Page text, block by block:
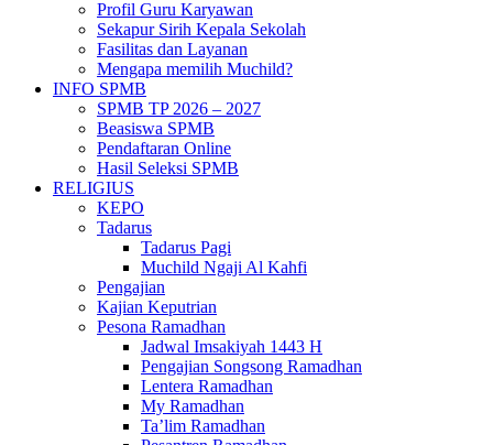
Profil Guru Karyawan
Sekapur Sirih Kepala Sekolah
Fasilitas dan Layanan
Mengapa memilih Muchild?
INFO SPMB
SPMB TP 2026 – 2027
Beasiswa SPMB
Pendaftaran Online
Hasil Seleksi SPMB
RELIGIUS
KEPO
Tadarus
Tadarus Pagi
Muchild Ngaji Al Kahfi
Pengajian
Kajian Keputrian
Pesona Ramadhan
Jadwal Imsakiyah 1443 H
Pengajian Songsong Ramadhan
Lentera Ramadhan
My Ramadhan
Ta’lim Ramadhan